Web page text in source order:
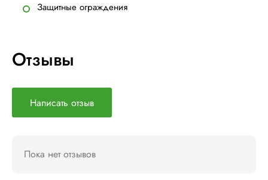
Защитные ограждения
Отзывы
Написать отзыв
Пока нет отзывов